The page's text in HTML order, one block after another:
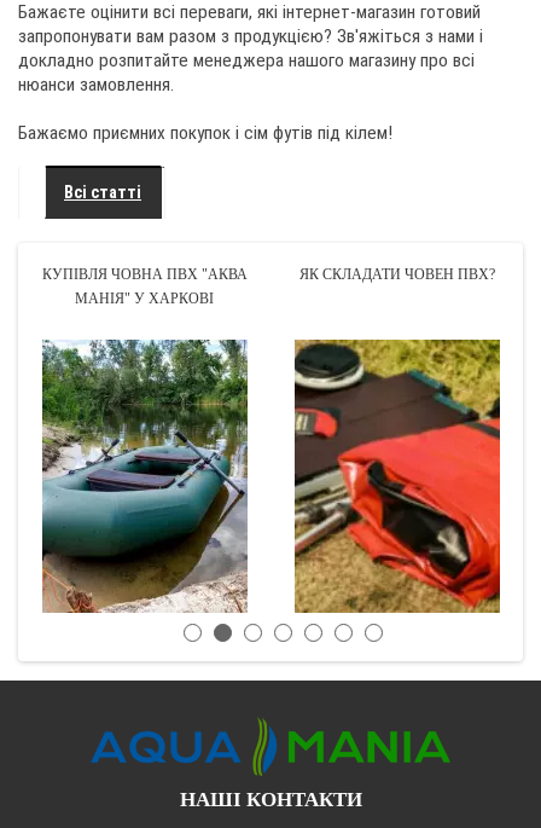
Бажаєте оцінити всі переваги, які інтернет-магазин готовий
запропонувати вам разом з продукцією? Зв'яжіться з нами і
докладно розпитайте менеджера нашого магазину про всі
нюанси замовлення.
Бажаємо приємних покупок і сім футів під кілем!
Всі статті
КУПІВЛЯ ЧОВНА ПВХ "АКВА
МАНІЯ" У ХАРКОВІ
ЯК СКЛАДАТИ ЧОВЕН ПВХ?
НАШІ КОНТАКТИ